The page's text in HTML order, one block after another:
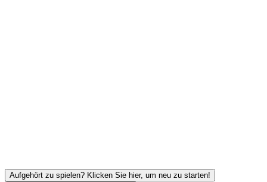
Aufgehört zu spielen? Klicken Sie hier, um neu zu starten!